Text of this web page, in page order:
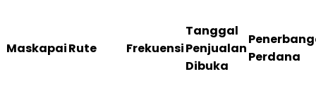
MaskapaiRute Frekuensi
Tanggal
Penjualan
Dibuka
Perdana